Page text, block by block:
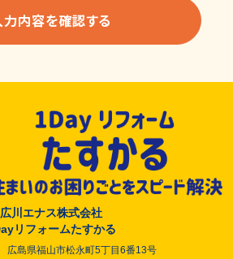
広川エナス株式会社
リフォームたすかる
島県福山市松永町5丁目6番13号